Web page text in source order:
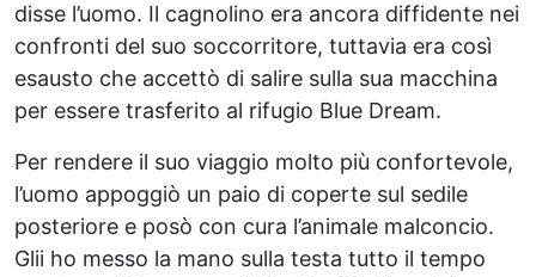
disse l’uomo. Il cagnolino era ancora diffidente nei
confronti del suo soccorritore, tuttavia era così
esausto che accettò di salire sulla sua macchina
per essere trasferito al rifugio Blue Dream.
Per rendere il suo viaggio molto più confortevole,
l’uomo appoggiò un paio di coperte sul sedile
posteriore e posò con cura l’animale malconcio.
Glii ho messo la mano sulla testa tutto il tempo